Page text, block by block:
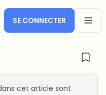
SE CONNECTER
cet article sont